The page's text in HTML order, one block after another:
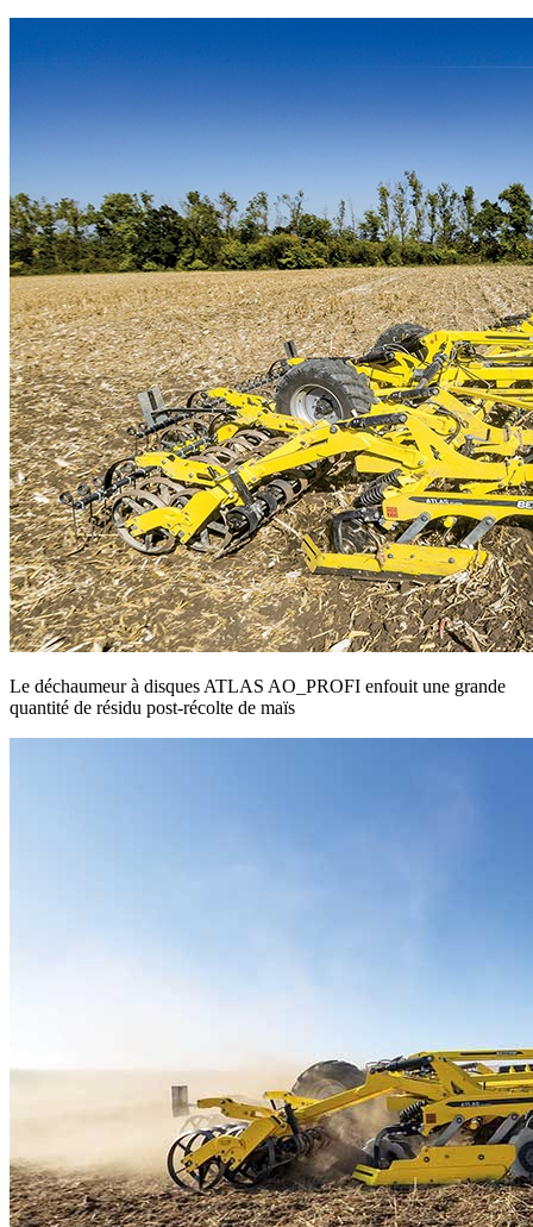
Le déchaumeur à disques ATLAS AO_PROFI enfouit une grande
quantité de résidu post-récolte de maïs